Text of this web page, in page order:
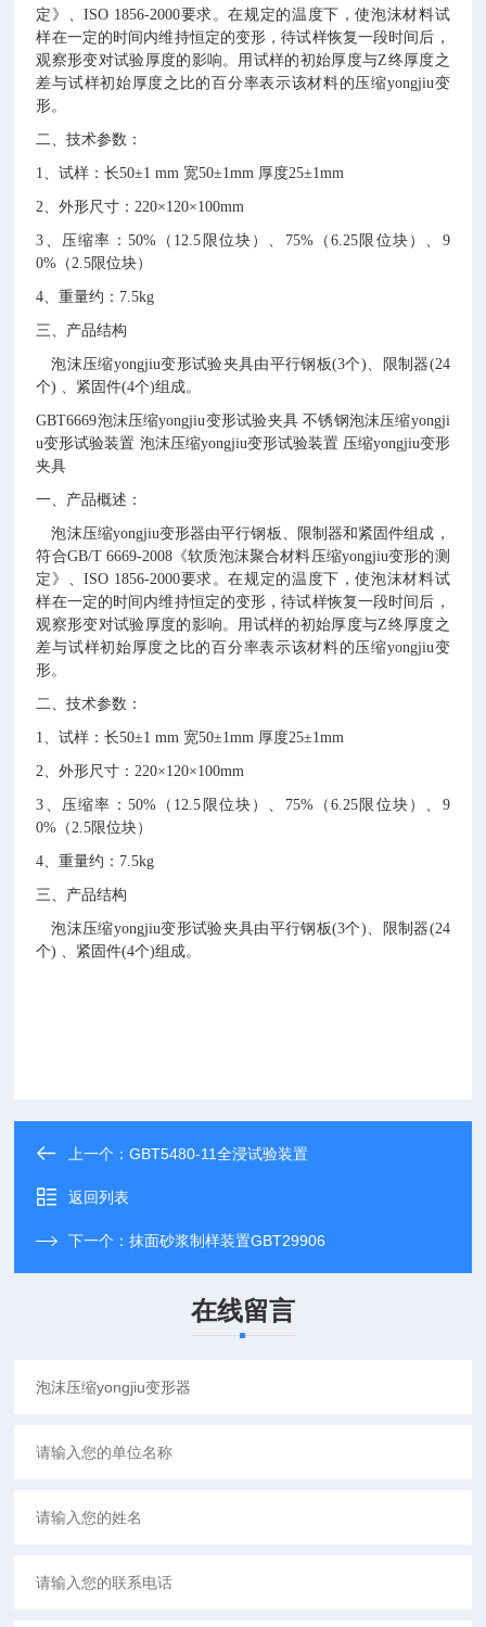
定》、ISO 1856-2000要求。在规定的温度下，使泡沫材料试
样在一定的时间内维持恒定的变形，待试样恢复一段时间后，
观察形变对试验厚度的影响。用试样的初始厚度与Z终厚度之
差与试样初始厚度之比的百分率表示该材料的压缩yongjiu变
形。
二、技术参数：
1、试样：长50±1 mm 宽50±1mm 厚度25±1mm
2、外形尺寸：220×120×100mm
3、压缩率：50%（12.5限位块）、75%（6.25限位块）、9
0%（2.5限位块）
4、重量约：7.5kg
三、产品结构
泡沫压缩yongjiu变形试验夹具由平行钢板(3个)、 限制器(24
个) 、紧固件(4个)组成。
GBT6669泡沫压缩yongjiu变形试验夹具 不锈钢泡沫压缩yongji
u变形试验装置 泡沫压缩yongjiu变形试验装置 压缩yongjiu变形
夹具
一、产品概述：
泡沫压缩yongjiu变形器由平行钢板、限制器和紧固件组成，
符合GB/T 6669-2008《软质泡沫聚合材料压缩yongjiu变形的测
定》、ISO 1856-2000要求。在规定的温度下，使泡沫材料试
样在一定的时间内维持恒定的变形，待试样恢复一段时间后，
观察形变对试验厚度的影响。用试样的初始厚度与Z终厚度之
差与试样初始厚度之比的百分率表示该材料的压缩yongjiu变
形。
二、技术参数：
1、试样：长50±1 mm 宽50±1mm 厚度25±1mm
2、外形尺寸：220×120×100mm
3、压缩率：50%（12.5限位块）、75%（6.25限位块）、9
0%（2.5限位块）
4、重量约：7.5kg
三、产品结构
泡沫压缩yongjiu变形试验夹具由平行钢板(3个)、 限制器(24
个) 、紧固件(4个)组成。
上一个：GBT5480-11全浸试验装置
返回列表
下一个：抹面砂浆制样装置GBT29906
在线留言